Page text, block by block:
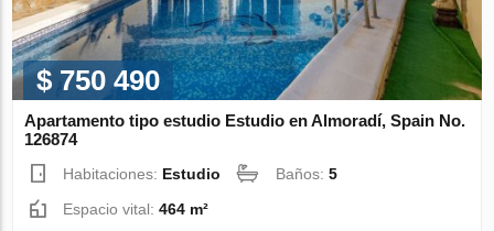
$ 750 490
Apartamento tipo estudio Estudio en Almoradí, Spain No.
126874
Habitaciones: Estudio Baños:5
Espacio vital:464 m²